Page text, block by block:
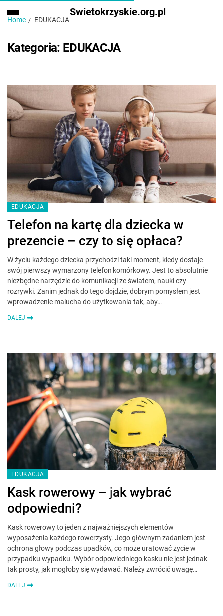
Swietokrzyskie.org.pl
Home EDUKACJA
Kategoria: EDUKACJA
EDUKACJA
Telefon na kartę dla dziecka w
prezencie – czy to się opłaca?
W życiu każdego dziecka przychodzi taki moment, kiedy dostaje
swój pierwszy wymarzony telefon komórkowy. Jest to absolutnie
niezbędne narzędzie do komunikacji ze światem, nauki czy
rozrywki. Zanim jednak do tego dojdzie, dobrym pomysłem jest
wprowadzenie malucha do użytkowania tak, aby…
DALEJ
EDUKACJA
Kask rowerowy – jak wybrać
odpowiedni?
Kask rowerowy to jeden z najważniejszych elementów
wyposażenia każdego rowerzysty. Jego głównym zadaniem jest
ochrona głowy podczas upadków, co może uratować życie w
przypadku wypadku. Wybór odpowiedniego kasku nie jest jednak
tak prosty, jak mogłoby się wydawać. Należy zwrócić uwagę…
DALEJ